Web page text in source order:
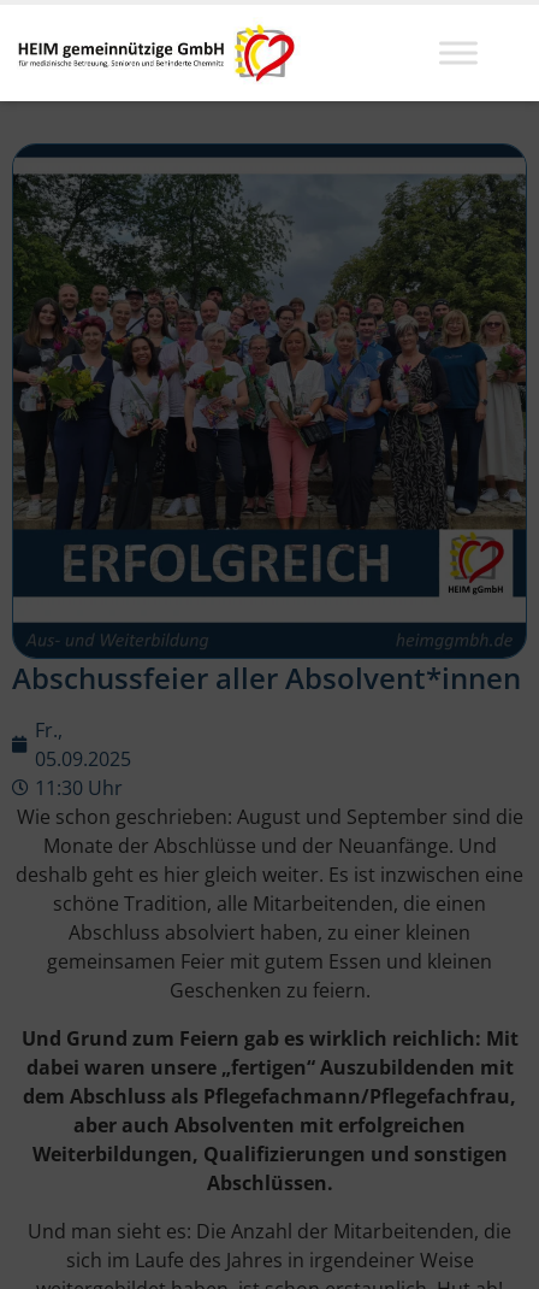
Abschussfeier aller Absolvent*innen
Fr.,
05.09.2025
11:30 Uhr
Wie schon geschrieben: August und September sind die
Monate der Abschlüsse und der Neuanfänge. Und
deshalb geht es hier gleich weiter. Es ist inzwischen eine
schöne Tradition, alle Mitarbeitenden, die einen
Abschluss absolviert haben, zu einer kleinen
gemeinsamen Feier mit gutem Essen und kleinen
Geschenken zu feiern.
Und Grund zum Feiern gab es wirklich reichlich: Mit
dabei waren unsere „fertigen“ Auszubildenden mit
dem Abschluss als Pflegefachmann/Pflegefachfrau,
aber auch Absolventen mit erfolgreichen
Weiterbildungen, Qualifizierungen und sonstigen
Abschlüssen.
Und man sieht es: Die Anzahl der Mitarbeitenden, die
sich im Laufe des Jahres in irgendeiner Weise